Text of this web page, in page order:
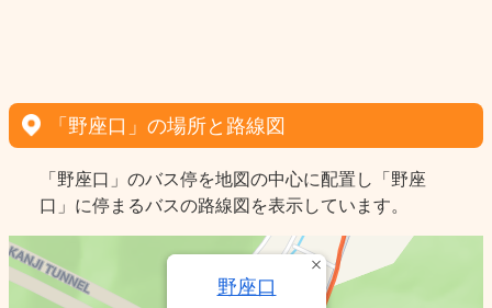
「野座口」の場所と路線図
「野座口」のバス停を地図の中心に配置し「野座
口」に停まるバスの路線図を表示しています。
野座口